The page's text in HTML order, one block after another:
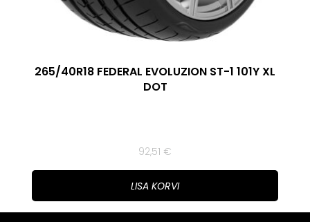
265/40R18 FEDERAL EVOLUZION ST-1 101Y XL
DOT
92,51 €
LISA KORVI